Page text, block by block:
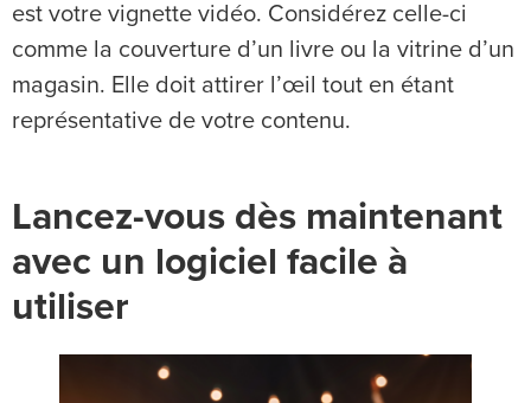
est votre vignette vidéo. Considérez celle-ci
comme la couverture d’un livre ou la vitrine d’un
magasin. Elle doit attirer l’œil tout en étant
représentative de votre contenu.
Lancez-vous dès maintenant
avec un logiciel facile à
utiliser